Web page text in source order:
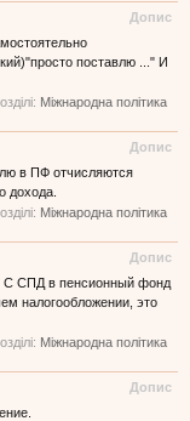
Допис
поставлю ..." И
Міжнародна політика
Допис
в ПФ отчисляются
дохода.
Міжнародна політика
Допис
С СПД в пенсионный фонд
налогообложении, это
Міжнародна політика
Допис